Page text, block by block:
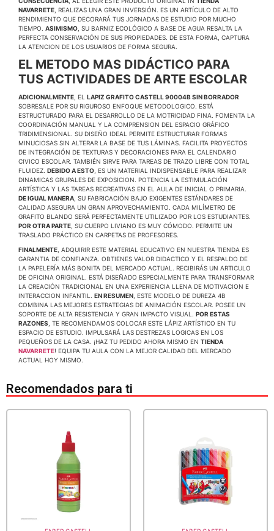
NAVARRETE , REALIZAS UNA GRAN INVERSIÓN. ES UN ARTÍCULO DE ALTO
RENDIMIENTO QUE DECORARÁ TUS JORNADAS DE ESTUDIO POR MUCHO
TIEMPO. ASIMISMO , SU BARNIZ ECOLÓGICO A BASE DE AGUA RESALTA LA
PERFECTA CONSERVACIÓN DE SUS PROPIEDADES. DE ESTA FORMA, CAPTURA
LA ATENCION DE LOS USUARIOS DE FORMA SEGURA.
EL METODO MAS DIDÁCTICO PARA
TUS ACTIVIDADES DE ARTE ESCOLAR
ADICIONALMENTE , EL LAPIZ GRAFITO CASTELL 90004B SIN BORRADOR
SOBRESALE POR SU RIGUROSO ENFOQUE METODOLOGICO. ESTÁ
ESTRUCTURADO PARA EL DESARROLLO DE LA MOTRICIDAD FINA. FOMENTA LA
COORDINACIÓN MANUAL Y LA COMPRENSION DEL ESPACIO GRÁFICO
TRIDIMENSIONAL. SU DISEÑO IDEAL PERMITE ESTRUCTURAR FORMAS
MINUCIOSAS SIN ALTERAR LA BASE DE TUS LÁMINAS. FACILITA PROYECTOS
DE INTEGRACIÓN DE TEXTURAS Y DECORACIONES PARA EL CALENDARIO
CIVICO ESCOLAR. TAMBIÉN SIRVE PARA TAREAS DE TRAZO LIBRE CON TOTAL
FLUIDEZ. DEBIDO A ESTO , ES UN MATERIAL INDISPENSABLE PARA REALIZAR
DINAMICAS GRUPALES DE EXPOSICION. POTENCIA LA ESTIMULACIÓN
ARTÍSTICA Y LAS TAREAS RECREATIVAS EN EL AULA DE INICIAL O PRIMARIA.
DE IGUAL MANERA , SU FABRICACIÓN BAJO EXIGENTES ESTÁNDARES DE
CALIDAD ASEGURA UN GRAN APROVECHAMIENTO. CADA MILÍMETRO DE
GRAFITO BLANDO SERÁ PERFECTAMENTE UTILIZADO POR LOS ESTUDIANTES.
POR OTRA PARTE , SU CUERPO LIVIANO ES MUY CÓMODO. PERMITE UN
TRASLADO PRÁCTICO EN CARPETAS DE PROFESORES.
FINALMENTE , ADQUIRIR ESTE MATERIAL EDUCATIVO EN NUESTRA TIENDA ES
GARANTIA DE CONFIANZA. OBTIENES VALOR DIDACTICO Y EL RESPALDO DE
LA PAPELERÍA MÁS BONITA DEL MERCADO ACTUAL. RECIBIRÁS UN ARTICULO
DE OFICINA ORIGINAL. ESTÁ DISEÑADO ESPECIALMENTE PARA TRANSFORMAR
LA CREACIÓN TRADICIONAL EN UNA EXPERIENCIA LLENA DE MOTIVACION E
INTERACCION INFANTIL. EN RESUMEN , ESTE MODELO DE DUREZA 4B
COMBINA LAS MEJORES ESTRATEGIAS DE ANIMACIÓN ESCOLAR. POSEE UN
SOPORTE DE ALTA RESISTENCIA Y GRAN IMPACTO VISUAL. POR ESTAS
RAZONES , TE RECOMENDAMOS COLOCAR ESTE LÁPIZ ARTÍSTICO EN TU
ESPACIO DE ESTUDIO. IMPULSARÁ LAS DESTREZAS LOGICAS EN LOS
PEQUEÑOS DE LA CASA. ¡HAZ TU PEDIDO AHORA MISMO EN TIENDA
NAVARRETE! EQUIPA TU AULA CON LA MEJOR CALIDAD DEL MERCADO
ACTUAL HOY MISMO.
Recomendados para ti